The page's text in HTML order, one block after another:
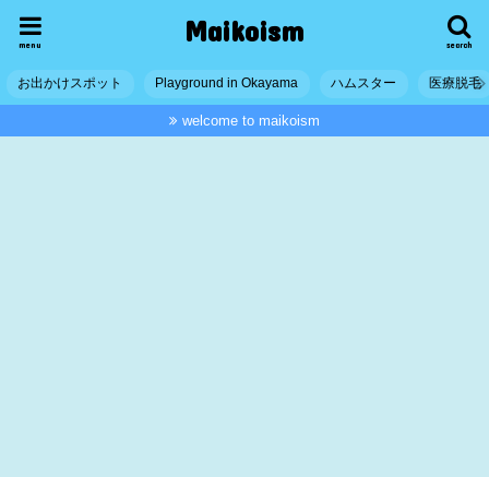
Maikoism search
menu
お出かけスポット Playground in Okayama ハムスター 医療脱毛
welcome to maikoism